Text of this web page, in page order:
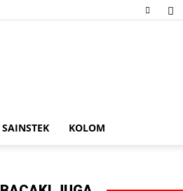
SAINSTEK KOLOM